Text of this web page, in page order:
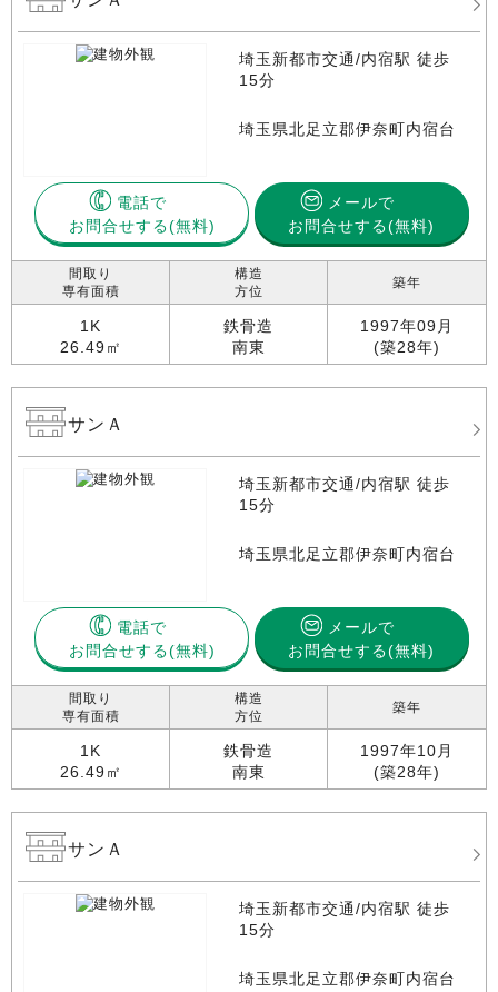
埼玉新都市交通/内宿駅 徒歩
15分
埼玉県北足立郡伊奈町内宿台
電話で
お問合せする
メールで
お問合せする(無料)
間取り
専有面積
1K
26.49㎡
構造
方位
鉄骨造
南東
築年
1997年09月
(築28年)
サンＡ
埼玉新都市交通/内宿駅 徒歩
15分
埼玉県北足立郡伊奈町内宿台
電話で
お問合せする
メールで
お問合せする(無料)
間取り
専有面積
1K
26.49㎡
構造
方位
鉄骨造
南東
築年
1997年10月
(築28年)
サンＡ
埼玉新都市交通/内宿駅 徒歩
15分
埼玉県北足立郡伊奈町内宿台